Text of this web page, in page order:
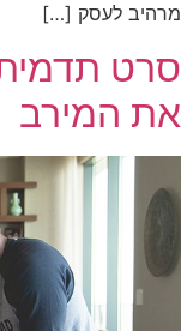
מרהיב לעסק […]
סרט
את המירב